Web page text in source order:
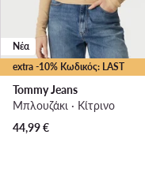
extra -10% Κωδικός: LAST
Νέα
Tommy Jeans
Μπλουζάκι · Κίτρινο
44,99€